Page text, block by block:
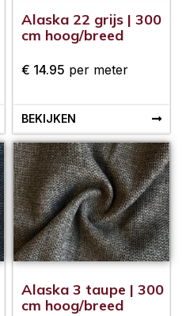
Alaska 22 grijs | 300
cm hoog/breed
€ 14.95 per meter
BEKIJKEN
Alaska 3 taupe | 300
cm hoog/breed